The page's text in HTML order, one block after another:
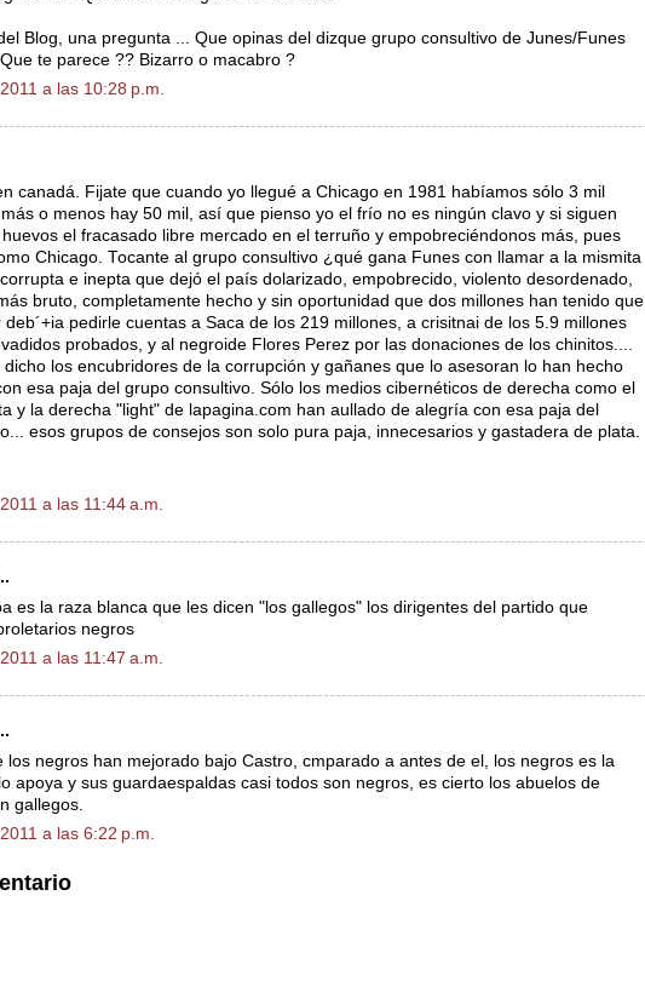
Blog, una pregunta ... Que opinas del dizque grupo consultivo de Junes/Funes
te parece ?? Bizarro o macabro ?
a las 10:28 p.m.
canadá. Fijate que cuando yo llegué a Chicago en 1981 habíamos sólo 3 mil
o menos hay 50 mil, así que pienso yo el frío no es ningún clavo y si siguen
el fracasado libre mercado en el terruño y empobreciéndonos más, pues
Chicago. Tocante al grupo consultivo ¿qué gana Funes con llamar a la mismita
e inepta que dejó el país dolarizado, empobrecido, violento desordenado,
bruto, completamente hecho y sin oportunidad que dos millones han tenido que
pedirle cuentas a Saca de los 219 millones, a crisitnai de los 5.9 millones
probados, y al negroide Flores Perez por las donaciones de los chinitos....
los encubridores de la corrupción y gañanes que lo asesoran lo han hecho
esa paja del grupo consultivo. Sólo los medios cibernéticos de derecha como el
y la derecha "light" de lapagina.com han aullado de alegría con esa paja del
esos grupos de consejos son solo pura paja, innecesarios y gastadera de plata.
a las 11:44 a.m.
es la raza blanca que les dicen "los gallegos" los dirigentes del partido que
negros
a las 11:47 a.m.
los negros han mejorado bajo Castro, cmparado a antes de el, los negros es la
apoya y sus guardaespaldas casi todos son negros, es cierto los abuelos de
gallegos.
a las 6:22 p.m.